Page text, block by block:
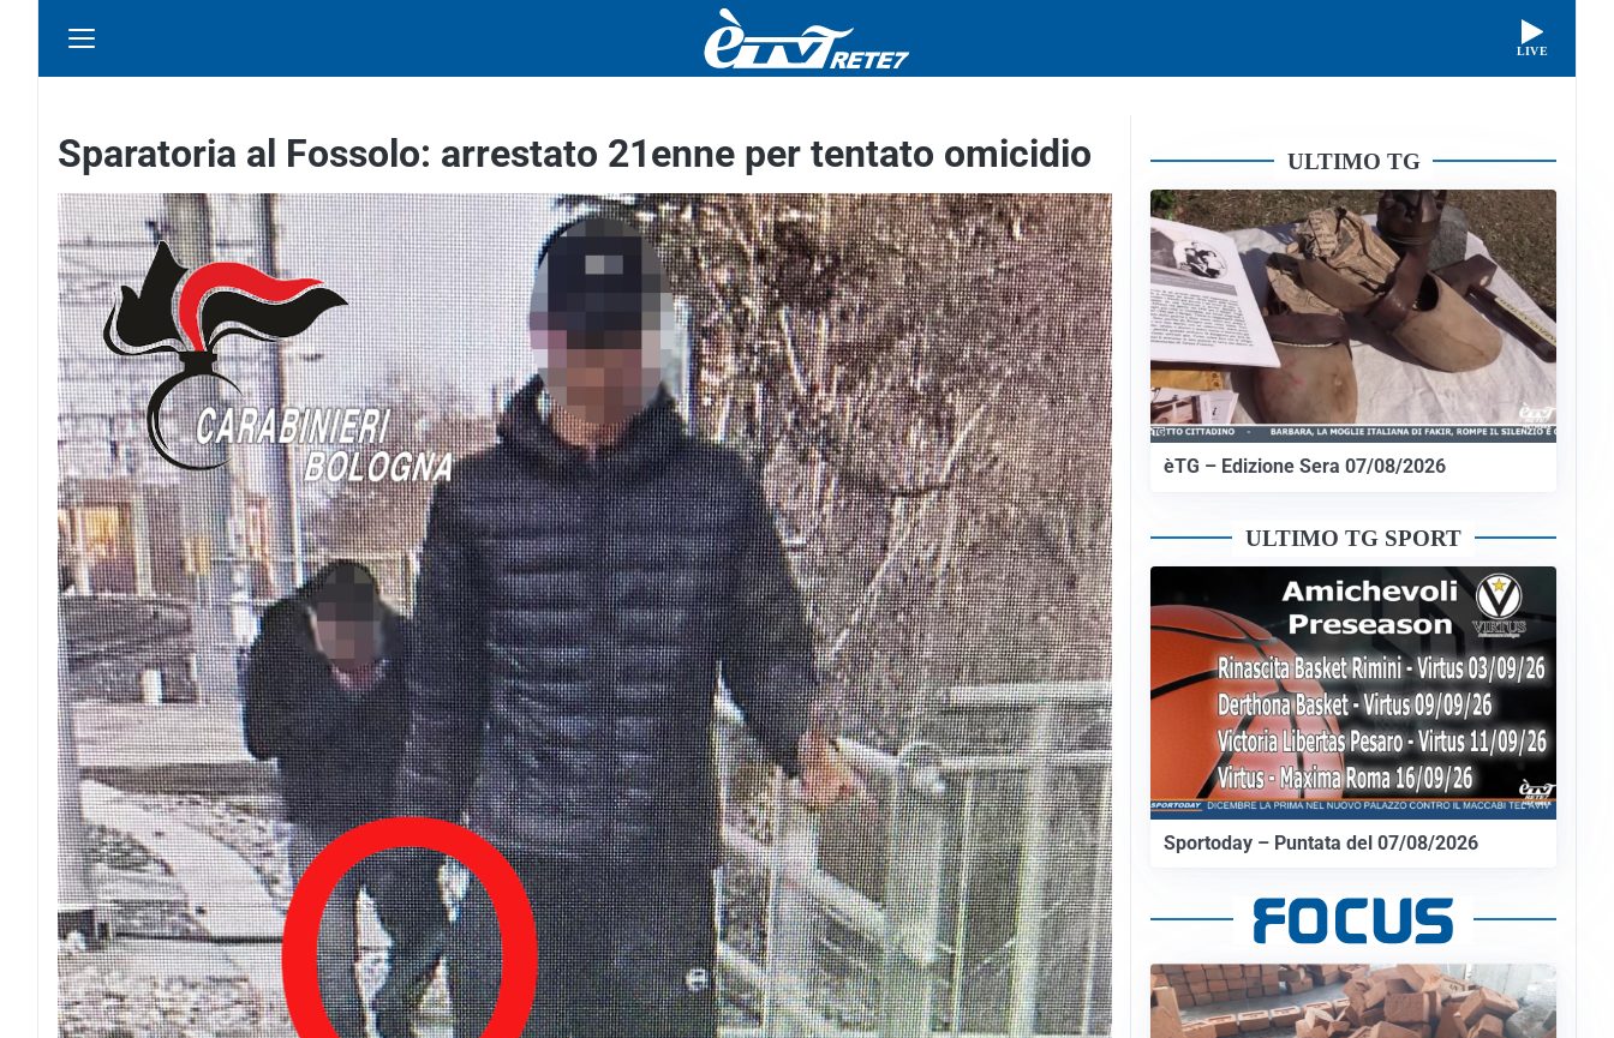
LIVE
Sparatoria al Fossolo: arrestato 21enne per tentato omicidio ULTIMO TG
èTG – Edizione Sera 07/08/2026
ULTIMO TG SPORT
Sportoday – Puntata del 07/08/2026